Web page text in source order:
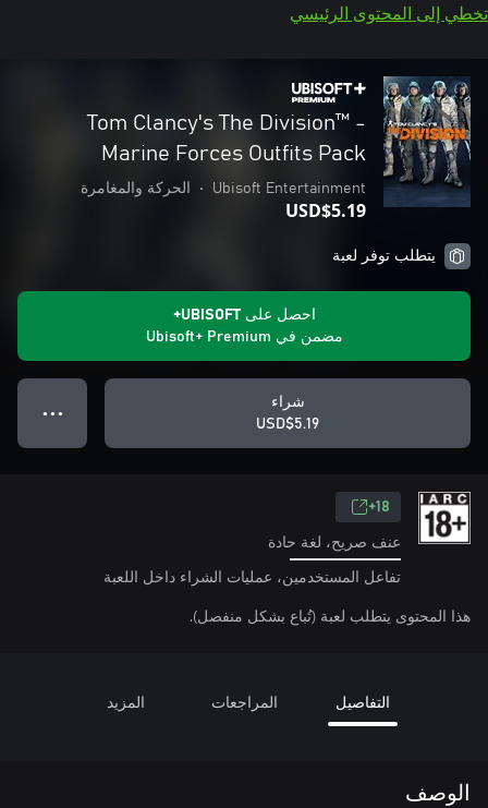
تخطي إلى المحتوى الرئيسي
Tom Clancy's The Division™ -
Marine Forces Outfits Pack
Ubisoft Entertainment
• الحركة والمغامرة
USD$5.19
يتطلب توفر لعبة
احصل على UBISOFT+
مضمن في Ubisoft+ Premium
شراء
USD$5.19
● ● ●
18+
عنف صريح، لغة حادة
تفاعل المستخدمين، عمليات الشراء داخل اللعبة
هذا المحتوى يتطلب لعبة (تُباع بشكل منفصل).
التفاصيل المراجعات المزيد
الوصف